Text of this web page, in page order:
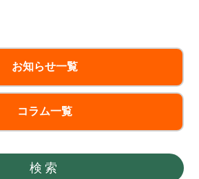
お知らせ一覧
コラム一覧
検索